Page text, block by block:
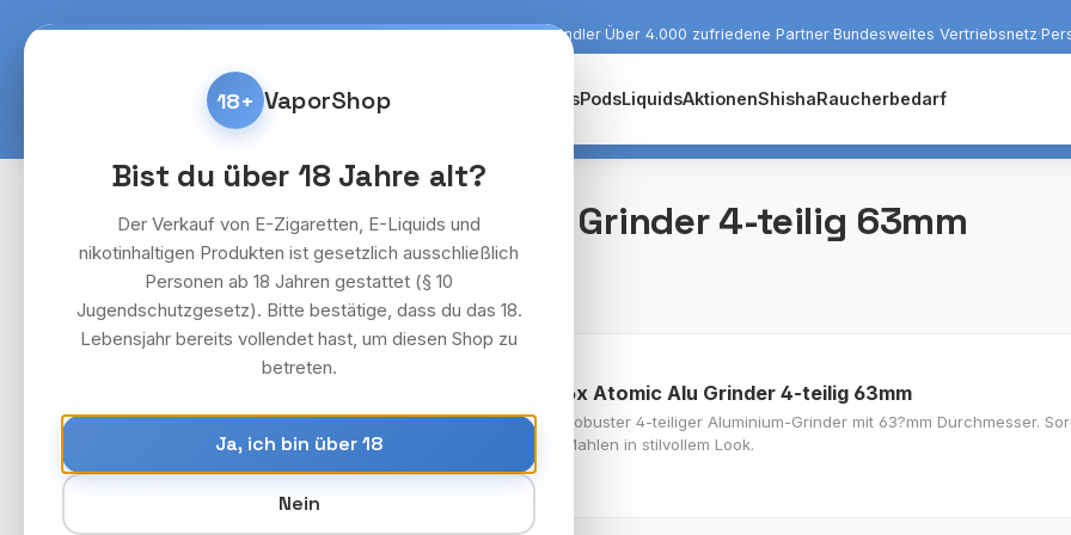
Hauptinhalt springen
Zur Suche springen
Zur Hauptnavigation springen Kostenlose Lieferung für Händler·Über 4.000 zufriedene Partner·Bundesweites Vertriebsnetz·
Home E-Zigaretten & VapesPodsLiquidsAktionenShishaRaucherbedarf
Preis
E-Zigaretten & Vapes ›
Pods & Akkuträger ›
Atomic Alu Grinder 4-teilig 63mm
6x Atomic Alu Grinder 4-teilig 63mm
Robuster 4-teiliger Aluminium-Grinder mit 63?mm Durchmesser.
Mahlen in stilvollem Look.
18+ VaporShop
Bist du über 18 Jahre alt?
Der Verkauf von E-Zigaretten, E-Liquids und
nikotinhaltigen Produkten ist gesetzlich ausschließlich
Personen ab 18 Jahren gestattet (§ 10
Jugendschutzgesetz). Bitte bestätige, dass du das 18.
Lebensjahr bereits vollendet hast, um diesen Shop zu
betreten.
Ja, ich bin über 18
Nein